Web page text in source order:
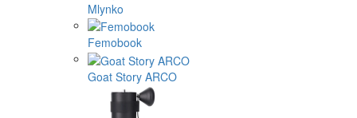
Mlynko
Femobook
Goat Story ARCO